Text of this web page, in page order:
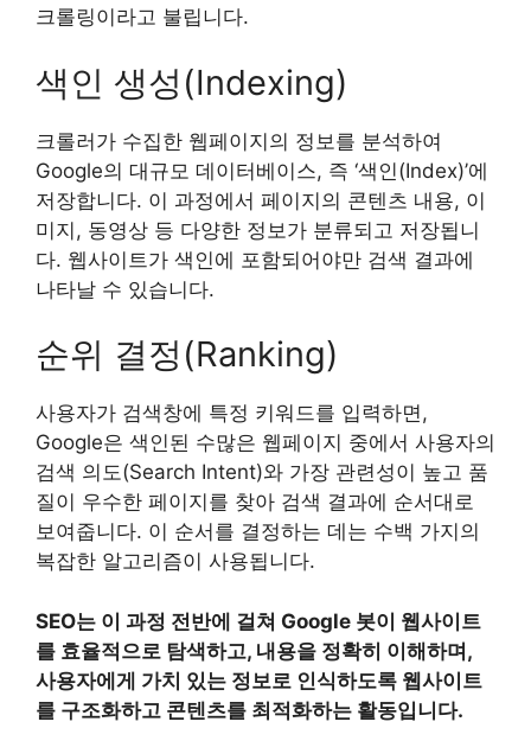
크롤링이라고 불립니다.
색인 생성(Indexing)
크롤러가 수집한 웹페이지의 정보를 분석하여
Google의 대규모 데이터베이스, 즉 ‘색인(Index)’에
저장합니다. 이 과정에서 페이지의 콘텐츠 내용, 이
미지, 동영상 등 다양한 정보가 분류되고 저장됩니
다. 웹사이트가 색인에 포함되어야만 검색 결과에
나타날 수 있습니다.
순위 결정(Ranking)
사용자가 검색창에 특정 키워드를 입력하면,
Google은 색인된 수많은 웹페이지 중에서 사용자의
검색 의도(Search Intent)와 가장 관련성이 높고 품
질이 우수한 페이지를 찾아 검색 결과에 순서대로
보여줍니다. 이 순서를 결정하는 데는 수백 가지의
복잡한 알고리즘이 사용됩니다.
SEO는 이 과정 전반에 걸쳐 Google 봇이 웹사이트
를 효율적으로 탐색하고, 내용을 정확히 이해하며,
사용자에게 가치 있는 정보로 인식하도록 웹사이트
를 구조화하고 콘텐츠를 최적화하는 활동입니다.